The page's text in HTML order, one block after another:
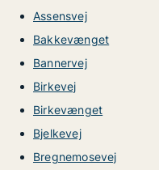
Assensvej
Bakkevænget
Bannervej
Birkevej
Birkevænget
Bjelkevej
Bregnemosevej